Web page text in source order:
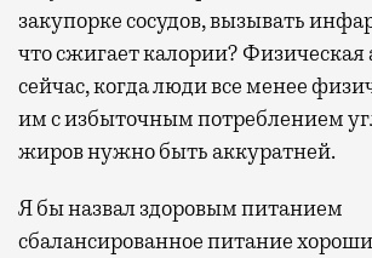
закупорке сосудов, вызывать
что сжигает калории? Физическая
сейчас, когда люди все менее
им с избыточным потреблением
жиров нужно быть аккуратней.
Я бы назвал здоровым питанием
сбалансированное питание